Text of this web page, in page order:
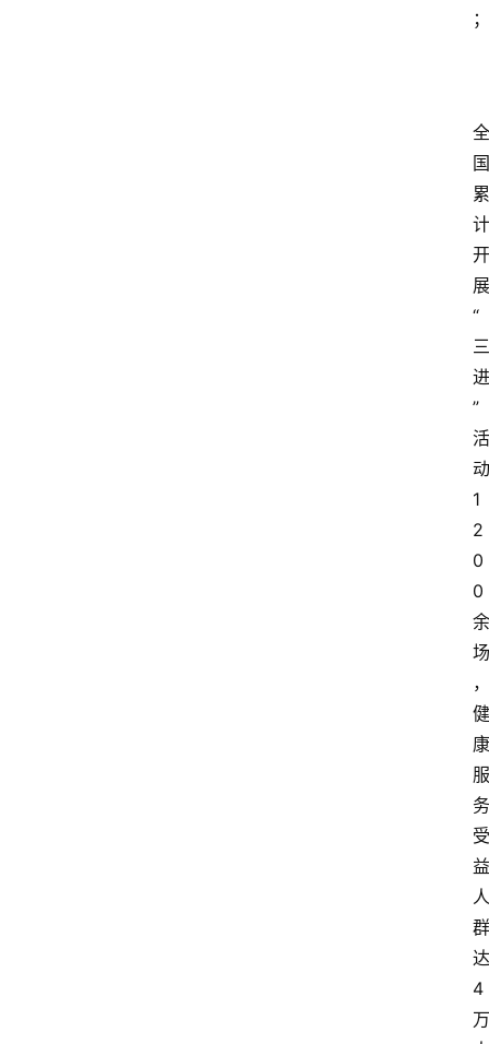
；
全
国
累
计
开
展
“
三
进
”
活
动
1
2
0
0
余
场
，
健
康
服
务
受
益
人
群
达
4
万